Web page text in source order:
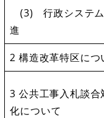
(3) 行政システム
進
2 構造改革特区につ
3 公共工事入札談合
化について